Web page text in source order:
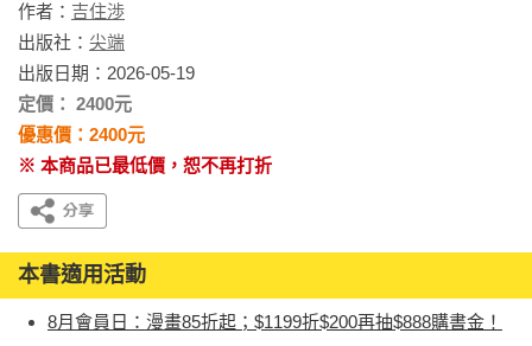
作者： 吉住渉
出版社： 尖端
出版日期：2026-05-19
定價： 2400元
優惠價：2400元
※ 本商品已最低價，恕不再打折
本書適用活動
8月會員日：漫畫85折起；$1199折$200再抽$888購書金！